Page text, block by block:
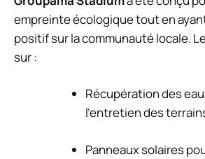
empreinte écologique tout en
positif sur la communauté locale.
sur :
Récupération des
l’entretien des
Panneaux solaires